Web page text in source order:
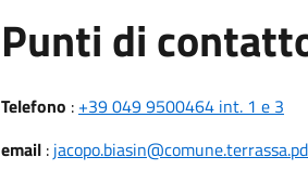
Punti di
Telefono : +39 049 9500464 int. 1 e 3
email: